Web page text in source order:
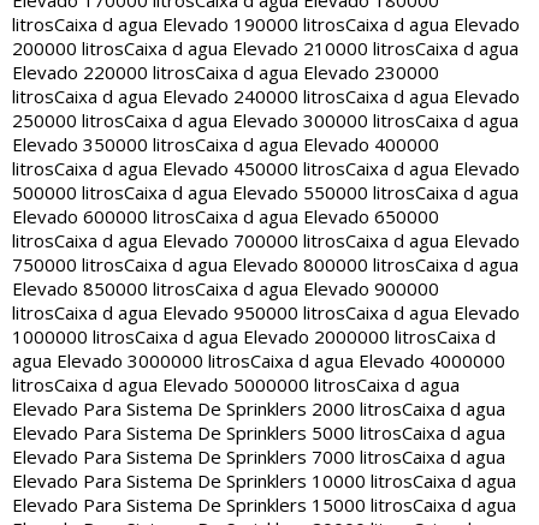
litrosCaixa d agua Elevado 190000 litrosCaixa d agua Elevado
200000 litrosCaixa d agua Elevado 210000 litrosCaixa d agua
Elevado 220000 litrosCaixa d agua Elevado 230000
litrosCaixa d agua Elevado 240000 litrosCaixa d agua Elevado
250000 litrosCaixa d agua Elevado 300000 litrosCaixa d agua
Elevado 350000 litrosCaixa d agua Elevado 400000
litrosCaixa d agua Elevado 450000 litrosCaixa d agua Elevado
500000 litrosCaixa d agua Elevado 550000 litrosCaixa d agua
Elevado 600000 litrosCaixa d agua Elevado 650000
litrosCaixa d agua Elevado 700000 litrosCaixa d agua Elevado
750000 litrosCaixa d agua Elevado 800000 litrosCaixa d agua
Elevado 850000 litrosCaixa d agua Elevado 900000
litrosCaixa d agua Elevado 950000 litrosCaixa d agua Elevado
1000000 litrosCaixa d agua Elevado 2000000 litrosCaixa d
agua Elevado 3000000 litrosCaixa d agua Elevado 4000000
litrosCaixa d agua Elevado 5000000 litrosCaixa d agua
Elevado Para Sistema De Sprinklers 2000 litrosCaixa d agua
Elevado Para Sistema De Sprinklers 5000 litrosCaixa d agua
Elevado Para Sistema De Sprinklers 7000 litrosCaixa d agua
Elevado Para Sistema De Sprinklers 10000 litrosCaixa d agua
Elevado Para Sistema De Sprinklers 15000 litrosCaixa d agua